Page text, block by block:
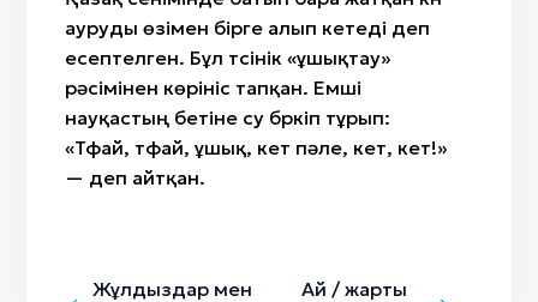
ауруды өзімен бірге алып кетеді деп
есептелген. Бұл түсінік «ұшықтау»
рәсімінен көрініс тапқан. Емші
науқастың бетіне су бүркіп тұрып:
«Тфай, тфай, ұшық, кет пәле, кет, кет!»
— деп айтқан.
Жұлдыздар мен
Ай / жарты